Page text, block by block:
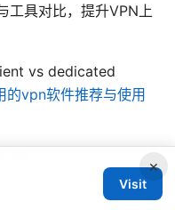
工具对比，提升VPN上
vs dedicated
的vpn软件推荐与使用
×
Visit